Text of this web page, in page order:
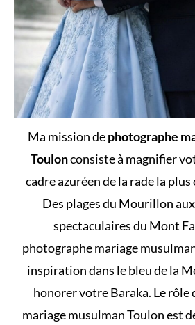
Ma mission dephotographe
Toulonconsiste à magnifier
cadre azuréen de la rade la plus
Des plages du Mourillon
spectaculaires du Mont
photographe mariage
inspiration dans le bleu de la
honorer votre Baraka. Le rôle
mariage musulman Toulon est